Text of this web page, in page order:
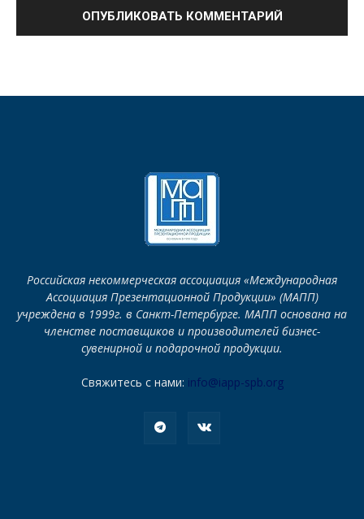
Российская некоммерческая ассоциация «Международная
Ассоциация Презентационной Продукции» (МАПП)
учреждена в 1999г. в Санкт-Петербурге. МАПП основана на
членстве поставщиков и производителей бизнес-
сувенирной и подарочной продукции.
Свяжитесь с нами: info@iapp-spb.org